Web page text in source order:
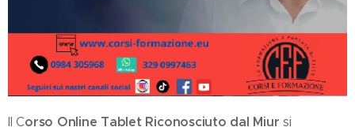
Il Corso Online Tablet Riconosciuto dal Miur si